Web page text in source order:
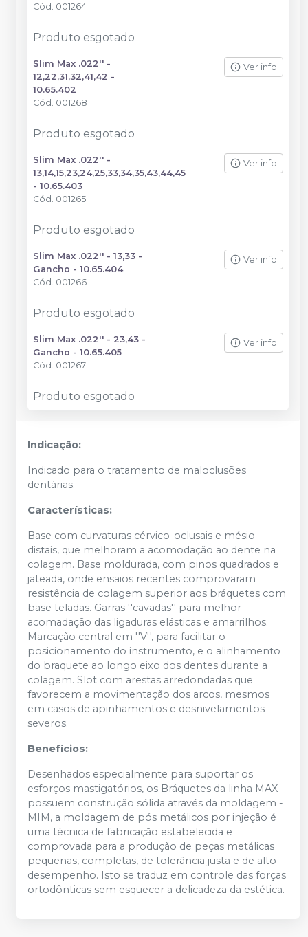
Cód. 001264
Produto esgotado
Slim Max .022'' -
12,22,31,32,41,42 -
10.65.402
Cód. 001268
Ver info
Produto esgotado
Slim Max .022'' -
13,14,15,23,24,25,33,34,35,43,44,45
- 10.65.403
Cód. 001265
Ver info
Produto esgotado
Slim Max .022'' - 13,33 -
Gancho - 10.65.404
Cód. 001266
Ver info
Produto esgotado
Slim Max .022'' - 23,43 -
Gancho - 10.65.405
Cód. 001267
Ver info
Produto esgotado
Indicação:
Indicado para o tratamento de maloclusões
dentárias.
Características:
Base com curvaturas cérvico-oclusais e mésio
distais, que melhoram a acomodação ao dente na
colagem. Base moldurada, com pinos quadrados e
jateada, onde ensaios recentes comprovaram
resistência de colagem superior aos bráquetes com
base teladas. Garras ''cavadas'' para melhor
acomadação das ligaduras elásticas e amarrilhos.
Marcação central em ''V'', para facilitar o
posicionamento do instrumento, e o alinhamento
do braquete ao longo eixo dos dentes durante a
colagem. Slot com arestas arredondadas que
favorecem a movimentação dos arcos, mesmos
em casos de apinhamentos e desnivelamentos
severos.
Benefícios:
Desenhados especialmente para suportar os
esforços mastigatórios, os Bráquetes da linha MAX
possuem construção sólida através da moldagem -
MIM, a moldagem de pós metálicos por injeção é
uma técnica de fabricação estabelecida e
comprovada para a produção de peças metálicas
pequenas, completas, de tolerância justa e de alto
desempenho. Isto se traduz em controle das forças
ortodônticas sem esquecer a delicadeza da estética.